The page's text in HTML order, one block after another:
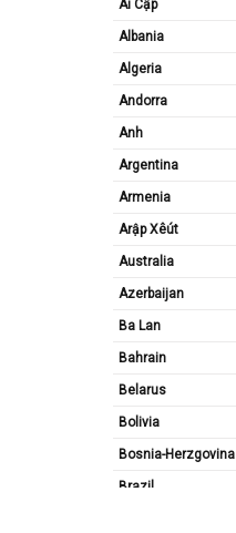
Ai Cập
Albania
Algeria
Andorra
Anh
Argentina
Armenia
Arập Xêút
Australia
Azerbaijan
Ba Lan
Bahrain
Belarus
Bolivia
Bosnia-Herzgovina
Brazil